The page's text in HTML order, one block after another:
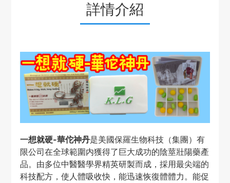
詳情介紹
一想就硬-華佗神丹是美國保羅生物科技（集團）有
限公司在全球範圍内獲得了巨大成功的陰莖壯陽藥產
品。由多位中醫醫學界精英研製而成，採用最尖端的
科技配方，使人體吸收快，能迅速恢復體體力。能促